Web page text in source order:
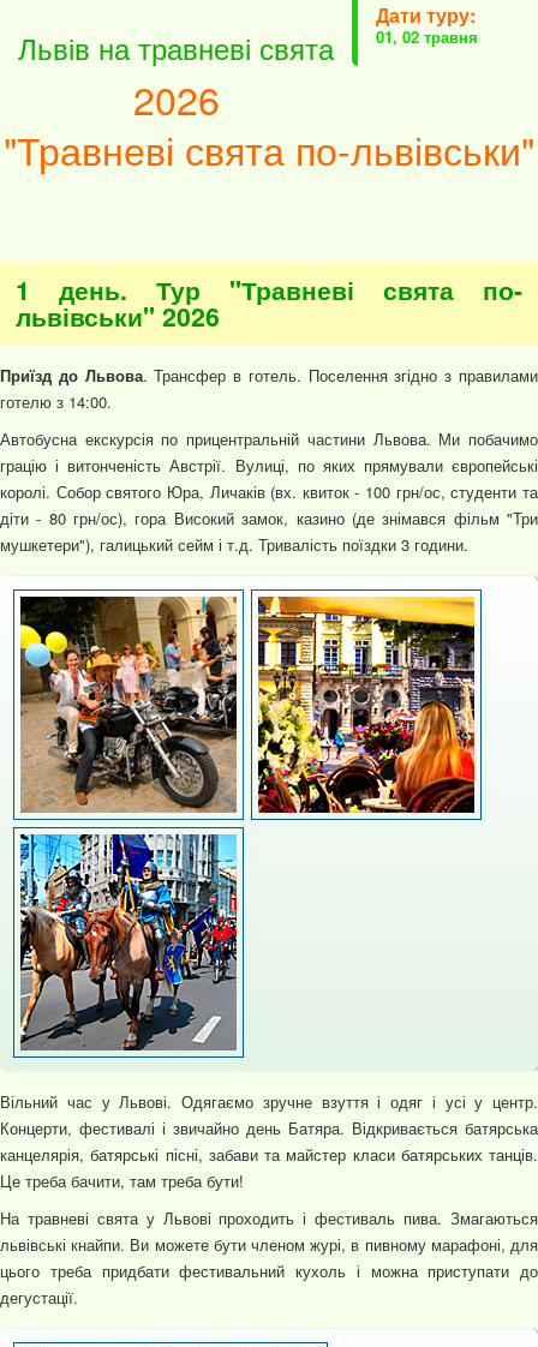
Дати туру:
01, 02 травня
Львів на травневі свята
2026
"Травневі свята по-львівськи"
1 день. Тур "Травневі свята по-
львівськи" 2026
Приїзд до Львова. Трансфер в готель. Поселення згідно з правилами
готелю з 14:00.
Автобусна екскурсія по прицентральній частини Львова. Ми побачимо
грацію і витонченість Австрії. Вулиці, по яких прямували європейські
королі. Собор святого Юра, Личаків (вх. квиток - 100 грн/ос, студенти та
діти - 80 грн/ос), гора Високий замок, казино (де знімався фільм "Три
мушкетери"), галицький сейм і т.д. Тривалість поїздки 3 години.
Вільний час у Львові. Одягаємо зручне взуття і одяг і усі у центр.
Концерти, фестивалі і звичайно день Батяра. Відкривається батярська
канцелярія, батярські пісні, забави та майстер класи батярських танців.
Це треба бачити, там треба бути!
На травневі свята у Львові проходить і фестиваль пива. Змагаються
львівські кнайпи. Ви можете бути членом журі, в пивному марафоні, для
цього треба придбати фестивальний кухоль і можна приступати до
дегустації.